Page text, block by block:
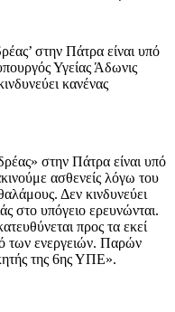
στην Πάτρα είναι υπό
Υγείας Άδωνις
κανένας
στην Πάτρα είναι υπό
ασθενείς λόγω του
Δεν κινδυνεύει
στο υπόγειο ερευνώνται.
προς τα εκεί
των ενεργειών. Παρών
της 6ης ΥΠΕ».